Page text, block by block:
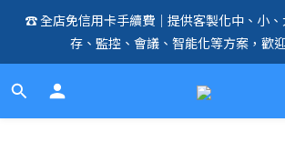
🛍️  全店免信用卡手續費、購物滿 HK$1000
（SSD、HDD、UPS 除外）
☎️ 全店免信用卡手續費｜提供客製化中、小
存、監控、會議、智能化等方案，歡
🛍️  全店免信用卡手續費、購物滿 HK$1000